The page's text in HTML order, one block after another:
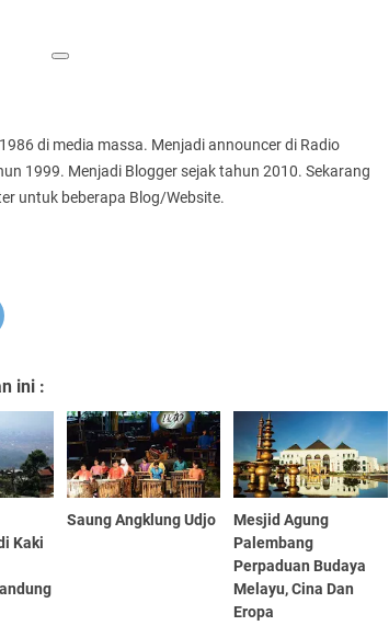
di media massa. Menjadi announcer di Radio
1999. Menjadi Blogger sejak tahun 2010. Sekarang
untuk beberapa Blog/Website.
ini :
Kaki
Saung Angklung Udjo
Mesjid Agung
Palembang
Perpaduan Budaya
Melayu, Cina Dan
Eropa